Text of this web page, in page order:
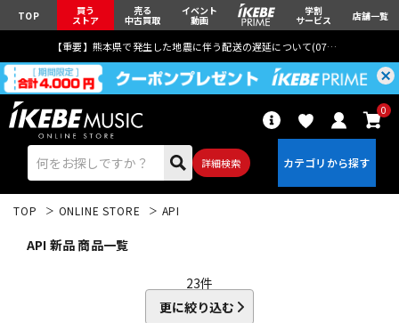
TOP 買う
ストア
売る
中古買取
イベント
動画
学割
サービス 店舗一覧
【重要】熊本県で発生した地震に伴う配送の遅延について(07月29日
詳細検索
0
TOP ONLINE STORE API
API 新品 商品一覧
23件
更に絞り込む